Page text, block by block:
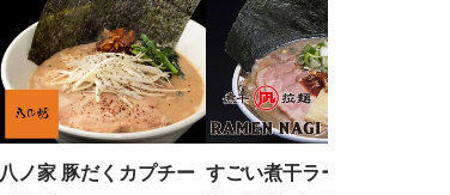
八ノ家 豚だくカプチー すごい煮干ラーメン